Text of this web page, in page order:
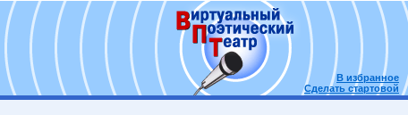
В избранное
Сделать стартовой